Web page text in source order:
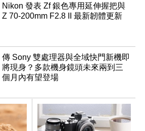
Nikon 發表 Zf 銀色專用延伸握把與
Z 70-200mm F2.8 II 最新韌體更新
傳 Sony 雙處理器與全域快門新機即
將現身？多款機身鏡頭未來兩到三
個月內有望登場